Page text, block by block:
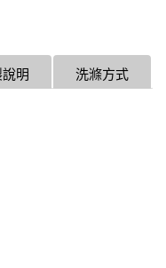
洗滌方式
明